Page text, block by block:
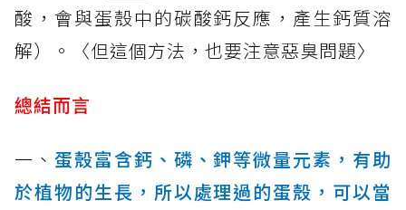
酸，會與蛋殼中的碳酸鈣反應，產生鈣質溶
解）。〈但這個方法，也要注意惡臭問題〉
總結而言
一、 蛋殼富含鈣、磷、鉀等微量元素，有助
於植物的生長，所以處理過的蛋殼，可以當